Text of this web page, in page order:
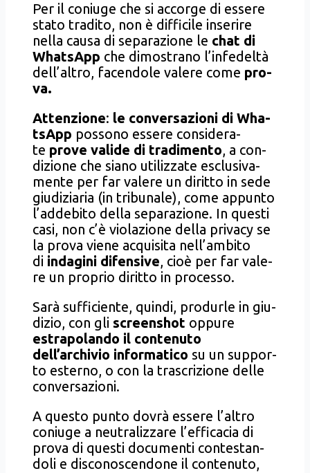
Per il coniu­ge che si accor­ge di esse­re
sta­to tra­di­to, non è dif­fi­ci­le inse­ri­re
nel­la cau­sa di sepa­ra­zio­ne le chat di
Wha­tsApp che dimo­stra­no l’infedeltà
dell’altro, facen­do­le vale­re come pro­
va.
Atten­zio­ne: le con­ver­sa­zio­ni di Wha­
tsApp pos­so­no esse­re con­si­de­ra­
te pro­ve vali­de di tra­di­men­to, a con­
di­zio­ne che sia­no uti­liz­za­te esclu­si­va­
men­te per far vale­re un dirit­to in sede
giu­di­zia­ria (in tri­bu­na­le), come appun­to
l’addebito del­la sepa­ra­zio­ne. In que­sti
casi, non c’è vio­la­zio­ne del­la pri­va­cy se
la pro­va vie­ne acqui­si­ta nell’ambito
di inda­gi­ni difen­si­ve, cioè per far vale­
re un pro­prio dirit­to in pro­ces­so.
Sarà suf­fi­cien­te, quin­di, pro­dur­le in giu­
di­zio, con gliscreen­shot oppu­re
estra­po­lan­do il con­te­nu­to
dell’archivio infor­ma­ti­co su un sup­por­
to ester­no, o con la tra­scri­zio­ne del­le
con­ver­sa­zio­ni.
A que­sto pun­to dovrà esse­re l’altro
coniu­ge a neu­tra­liz­za­re l’efficacia di
pro­va di que­sti docu­men­ti con­te­stan­
do­li e disco­no­scen­do­ne il con­te­nu­to,